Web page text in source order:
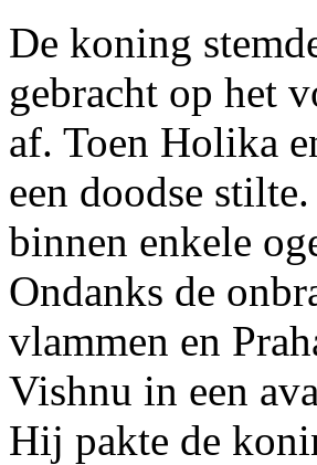
De koning
gebracht op het
af. Toen Holika
een doodse
binnen enkele
Ondanks de
vlammen en
Vishnu in een
Hij pakte de